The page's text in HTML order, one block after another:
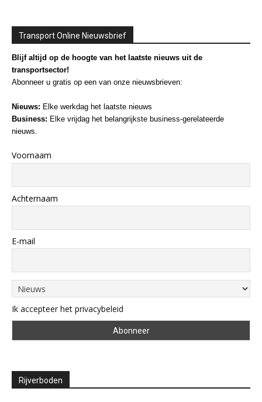
Transport Online Nieuwsbrief
Blijf altijd op de hoogte van het laatste nieuws uit de
transportsector!
Abonneer u gratis op een van onze nieuwsbrieven:
Nieuws: Elke werkdag het laatste nieuws
Business: Elke vrijdag het belangrijkste business-gerelateerde
nieuws.
Voornaam
Achternaam
E-mail
Ik accepteer het privacybeleid
Rijverboden